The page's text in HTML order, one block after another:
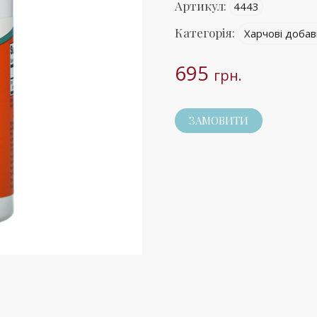
Артикул: 4443
Категорія: Харчові
695 грн.
ЗАМОВИТИ